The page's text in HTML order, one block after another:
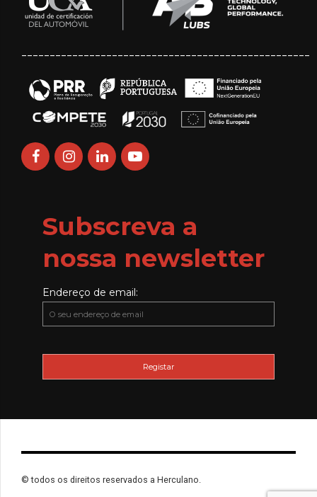
Subscreva a
nossa newsletter
Endereço de email:
© todos os direitos reservados a Herculano.